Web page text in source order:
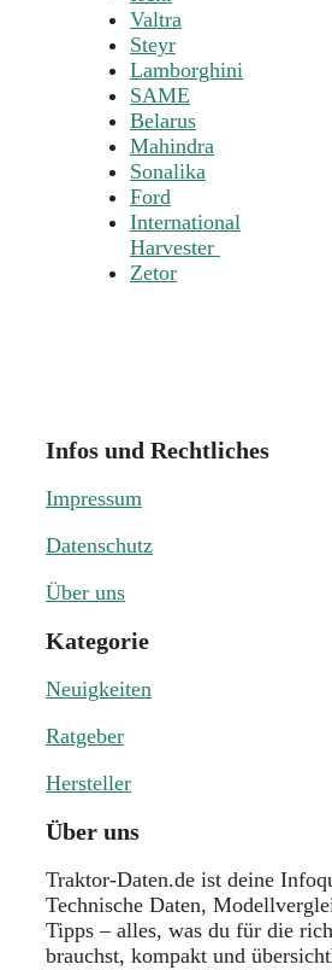
Valtra
Steyr
Lamborghini
SAME
Belarus
Mahindra
Sonalika
Ford
International
Harvester
Zetor
Infos und Rechtliches
Impressum
Datenschutz
Über uns
Kategorie
Neuigkeiten
Ratgeber
Hersteller
Über uns
Traktor-Daten.de ist deine
Technische Daten,
Tipps – alles, was du für die
brauchst, kompakt und